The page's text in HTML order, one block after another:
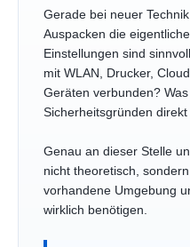
Gerade bei neuer
Auspacken die
Einstellungen sind
mit WLAN, Drucker,
Geräten verbunden?
Sicherheitsgründen
Genau an dieser Stelle
nicht theoretisch,
vorhandene Umgebung
wirklich benötigen.